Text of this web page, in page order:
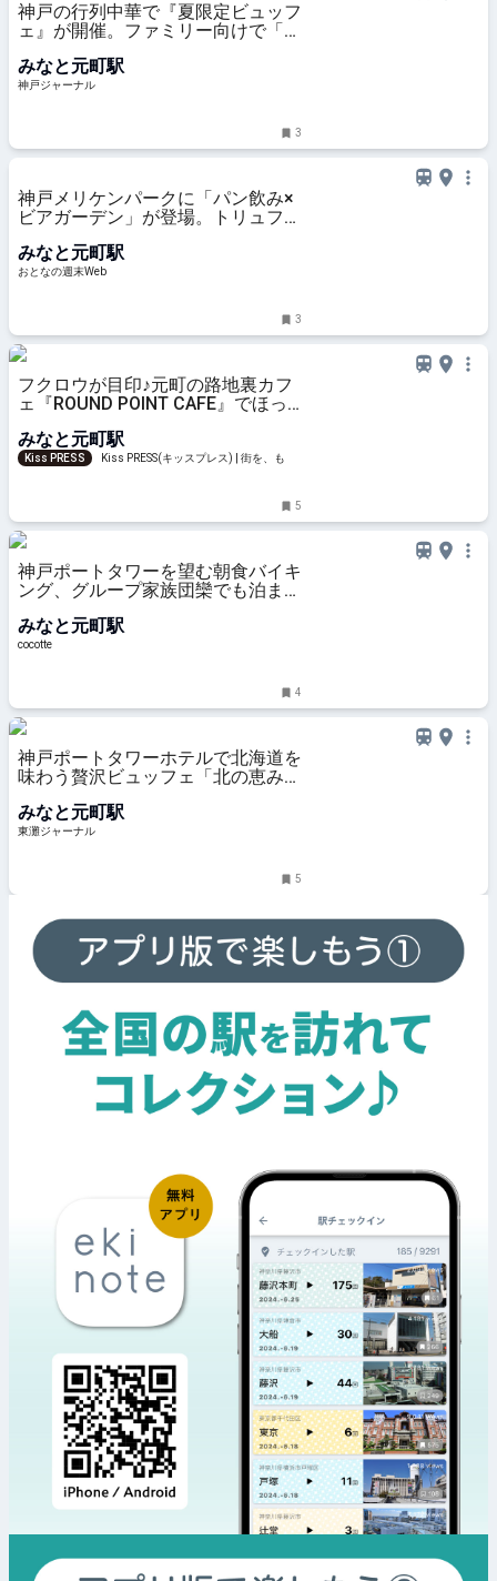
神戸の行列中華で『夏限定ビュッフ
ェ』が開催。ファミリー向けで「子
テンフリー | 神戸ジャーナル
みなと元町駅
神戸ジャーナル
3
神戸メリケンパークに「パン飲み×
ビアガーデン」が登場。トリュフ塩
み放題
みなと元町駅
おとなの週末Web
3
フクロウが目印♪元町の路地裏カフ
ェ『ROUND POINT CAFE』でほっ
みなと元町駅
Kiss PRESS
Kiss PRESS(キッスプレス) | 街を、もっ
5
神戸ポートタワーを望む朝食バイキ
ング、グループ家族団欒でも泊まれ
cocotte
みなと元町駅
cocotte
4
神戸ポートタワーホテルで北海道を
味わう贅沢ビュッフェ「北の恵み食
（日）から開催！ステーキ・海鮮
丼・ご当地グルメなど、豪華メニュ
みなと元町駅
東灘ジャーナル
5